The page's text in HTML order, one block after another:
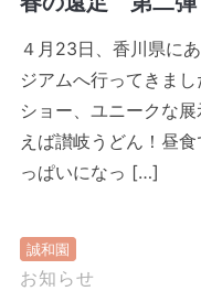
４月23日、香川県に
ジアムへ行ってきま
ショー、ユニークな
えば讃岐うどん！昼
っぱいになっ […]
誠和園
お知らせ